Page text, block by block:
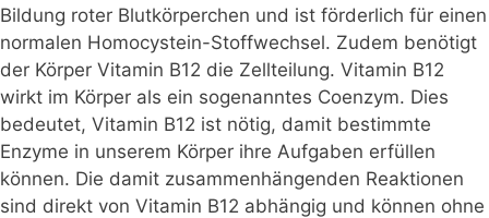
Bildung roter Blutkörperchen und ist förderlich für einen
normalen Homocystein-Stoffwechsel. Zudem benötigt
der Körper Vitamin B12 die Zellteilung. Vitamin B12
wirkt im Körper als ein sogenanntes Coenzym. Dies
bedeutet, Vitamin B12 ist nötig, damit bestimmte
Enzyme in unserem Körper ihre Aufgaben erfüllen
können. Die damit zusammenhängenden Reaktionen
sind direkt von Vitamin B12 abhängig und können ohne